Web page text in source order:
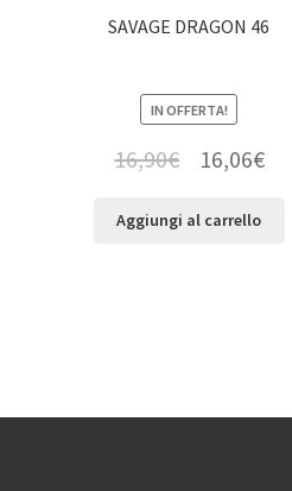
SAVAGE DRAGON 46
IN OFFERTA!
16,90€ 16,06€
Aggiungi al carrello